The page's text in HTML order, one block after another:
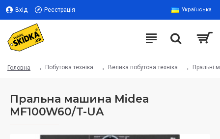
Вхід Реєстрація Українська
Головна Побутова техніка Велика побутова техніка Пральні
Пральна машина Midea
MF100W60/T-UA